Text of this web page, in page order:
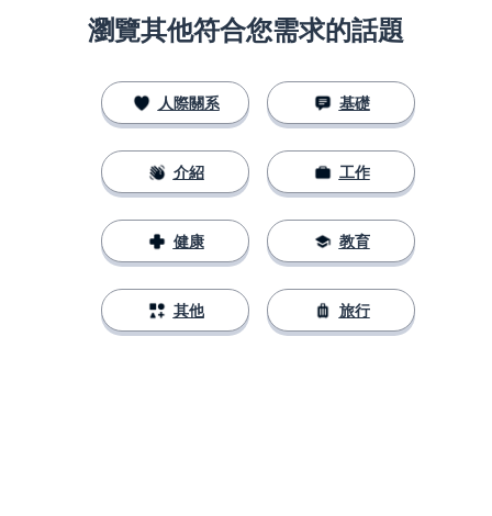
瀏覽其他符合您需求的話題
人際關系
介紹
健康
其他
基礎
工作
教育
旅行